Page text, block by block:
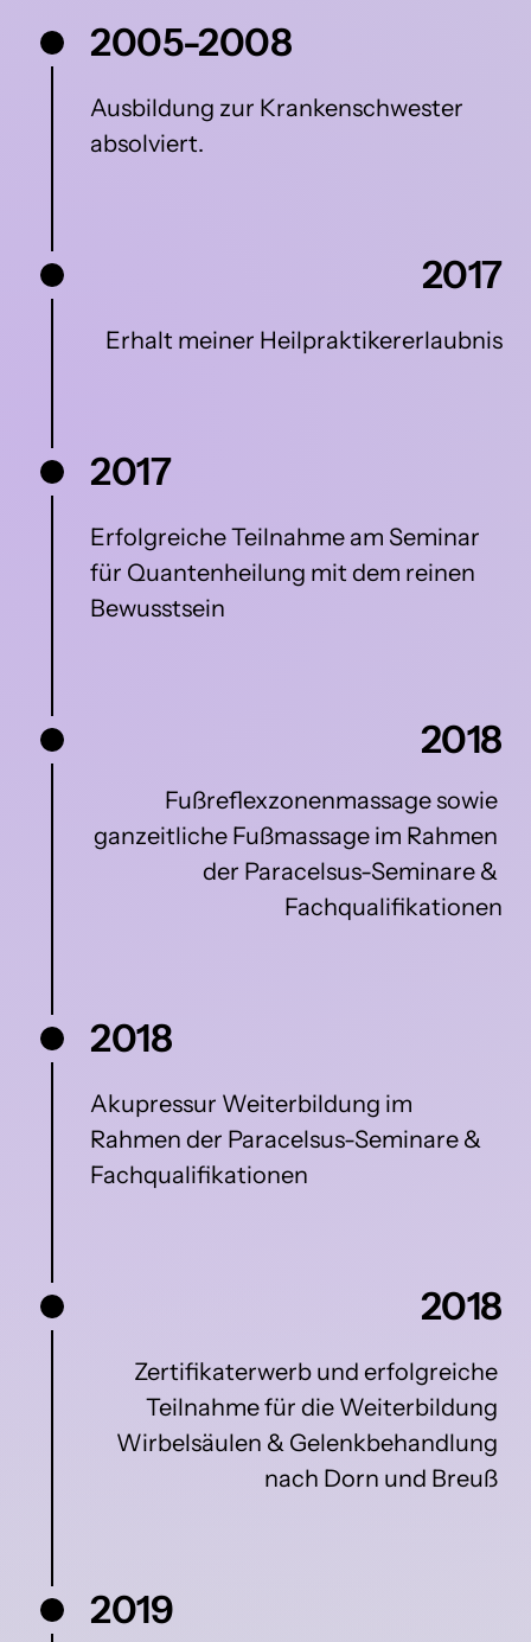
2005-2008
Ausbildung zur
absolviert.
2017
Erhalt meiner Heilpraktikererlaubnis
2017
Erfolgreiche Teilnahme am Seminar
für Quantenheilung mit dem reinen
Bewusstsein
2018
Fußreflexzonenmassage sowie
ganzeitliche Fußmassage im Rahmen
der Paracelsus-Seminare &
Fachqualifikationen
2018
Akupressur Weiterbildung im
Rahmen der Paracelsus-Seminare &
Fachqualifikationen
2018
Zertifikaterwerb und erfolgreiche
Teilnahme für die Weiterbildung
Wirbelsäulen & Gelenkbehandlung
nach Dorn und Breuß
2019